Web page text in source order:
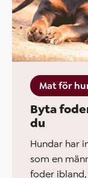
Mat för
Byta
du
Hundar har
som en
foder